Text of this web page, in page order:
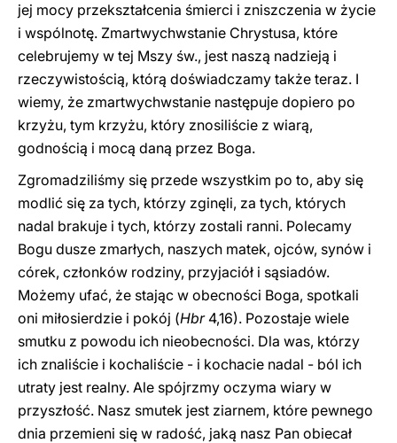
jej mocy przekształcenia śmierci i zniszczenia w życie
i wspólnotę. Zmartwychwstanie Chrystusa, które
celebrujemy w tej Mszy św., jest naszą nadzieją i
rzeczywistością, którą doświadczamy także teraz. I
wiemy, że zmartwychwstanie następuje dopiero po
krzyżu, tym krzyżu, który znosiliście z wiarą,
godnością i mocą daną przez Boga.
Zgromadziliśmy się przede wszystkim po to, aby się
modlić się za tych, którzy zginęli, za tych, których
nadal brakuje i tych, którzy zostali ranni. Polecamy
Bogu dusze zmarłych, naszych matek, ojców, synów i
córek, członków rodziny, przyjaciół i sąsiadów.
Możemy ufać, że stając w obecności Boga, spotkali
oni miłosierdzie i pokój (Hbr4,16). Pozostaje wiele
smutku z powodu ich nieobecności. Dla was, którzy
ich znaliście i kochaliście - i kochacie nadal - ból ich
utraty jest realny. Ale spójrzmy oczyma wiary w
przyszłość. Nasz smutek jest ziarnem, które pewnego
dnia przemieni się w radość, jaką nasz Pan obiecał